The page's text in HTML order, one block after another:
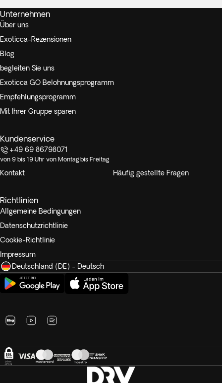
Unternehmen
Über uns
Exoticca-Rezensionen
Blog
begleiten Sie uns
Exoticca GO Belohnungsprogramm
Empfehlungsprogramm
Mit Ihrer Gruppe sparen
Kundenservice
+49 69 86798071
von 9 bis 19 Uhr von Montag bis Freitag
Kontakt Häufig gestellte Fragen
Richtlinien
Allgemeine Bedingungen
Datenschutzrichtlinie
Cookie-Richtlinie
Impressum
Deutschland (DE) - Deutsch